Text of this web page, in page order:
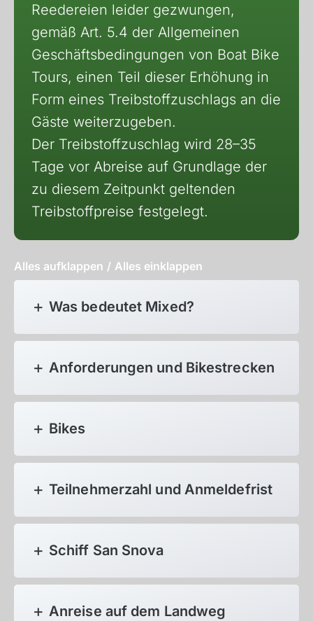
Reedereien leider gezwungen,
gemäß Art. 5.4 der Allgemeinen
Geschäftsbedingungen von Boat Bike
Tours, einen Teil dieser Erhöhung in
Form eines Treibstoffzuschlags an die
Gäste weiterzugeben.
Der Treibstoffzuschlag wird 28–35
Tage vor Abreise auf Grundlage der
zu diesem Zeitpunkt geltenden
Treibstoffpreise festgelegt.
Alles aufklappen / Alles einklappen
Was bedeutet Mixed?
Anforderungen und Bikestrecken
Bikes
Teilnehmerzahl und Anmeldefrist
Schiff San Snova
Anreise auf dem Landweg